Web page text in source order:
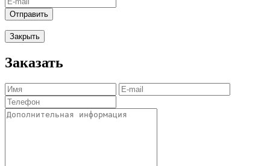
Отправить
Закрыть
Заказать